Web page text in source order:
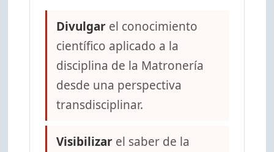
Divulgar el conocimiento
científico aplicado a la
disciplina de la Matronería
desde una perspectiva
transdisciplinar.
Visibilizar el saber de la